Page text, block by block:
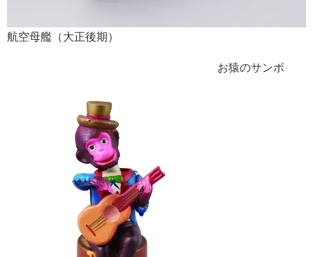
航空母艦（大正後期）
お猿のサンボ